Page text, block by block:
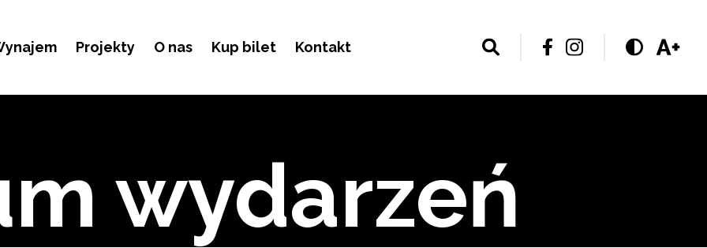
Projekty O nas Kup bilet Kontakt
wydarzeń